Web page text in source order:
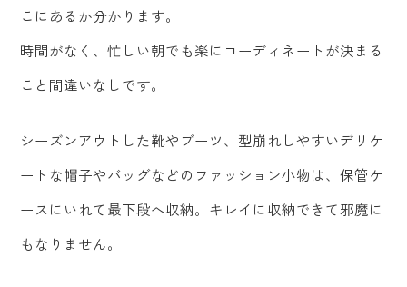
こにあるか分かります。
時間がなく、忙しい朝でも楽にコーディネートが決まる
こと間違いなしです。
シーズンアウトした靴やブーツ、型崩れしやすいデリケ
ートな帽子やバッグなどのファッション小物は、保管ケ
ースにいれて最下段へ収納。キレイに収納できて邪魔に
もなりません。